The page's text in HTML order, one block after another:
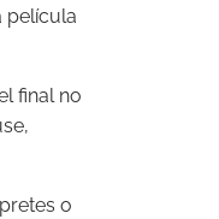
película
final no
o